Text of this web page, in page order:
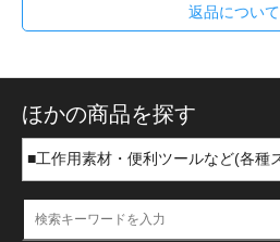
返品について
ほかの商品を探す